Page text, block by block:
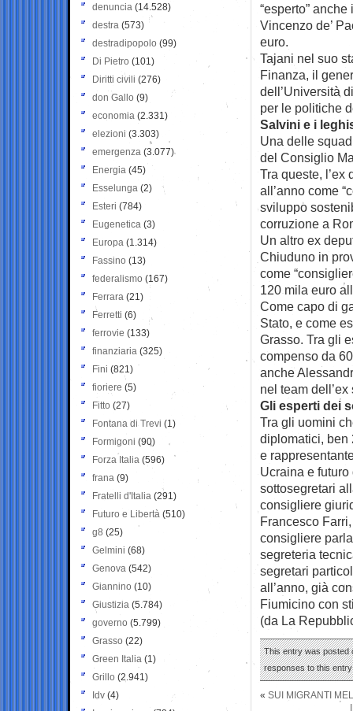
“esperto”
Vincenzo de’
euro.
Tajani nel suo
Finanza, il
dell’Università
per le politiche
Salvini e i
Una delle
del Consiglio
Tra queste,
all’anno come
sviluppo
corruzione a
Un altro ex
Chiuduno in
come
120 mila euro
Come capo di
Stato, e come
Grasso. Tra gli
compenso da
anche
nel team
Gli esperti dei
Tra gli uomini
diplomatici, ben
e
Ucraina e
sottosegretari
consigliere
Francesco
consigliere
segreteria
segretari
all’anno, già
Fiumicino con
(da La
This entry was posted
responses to this
« SUI MIGRANTI
denuncia (14.528)
destra (573)
destradipopolo (99)
Di Pietro (101)
Diritti civili (276)
don Gallo (9)
economia (2.331)
elezioni (3.303)
emergenza (3.077)
Energia (45)
Esselunga (2)
Esteri (784)
Eugenetica (3)
Europa (1.314)
Fassino (13)
federalismo (167)
Ferrara (21)
Ferretti (6)
ferrovie (133)
finanziaria (325)
Fini (821)
fioriere (5)
Fitto (27)
Fontana di Trevi (1)
Formigoni (90)
Forza Italia (596)
frana (9)
Fratelli d'Italia (291)
Futuro e Libertà (510)
g8 (25)
Gelmini (68)
Genova (542)
Giannino (10)
Giustizia (5.784)
governo (5.799)
Grasso (22)
Green Italia (1)
Grillo (2.941)
Idv (4)